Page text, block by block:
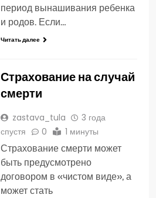
период вынашивания ребенка
и родов. Если…
Читать далее
Страхование на случай
смерти
zastava_tula
3 года
спустя
0 1 минуты
Страхование смерти может
быть предусмотрено
договором в «чистом виде», а
может стать